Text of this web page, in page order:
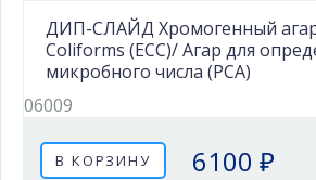
ДИП-СЛАЙД Хромогенный агар
Coliforms (ECC)/ Агар для
микробного числа (PCA)
06009
В КОРЗИНУ 6100 ₽